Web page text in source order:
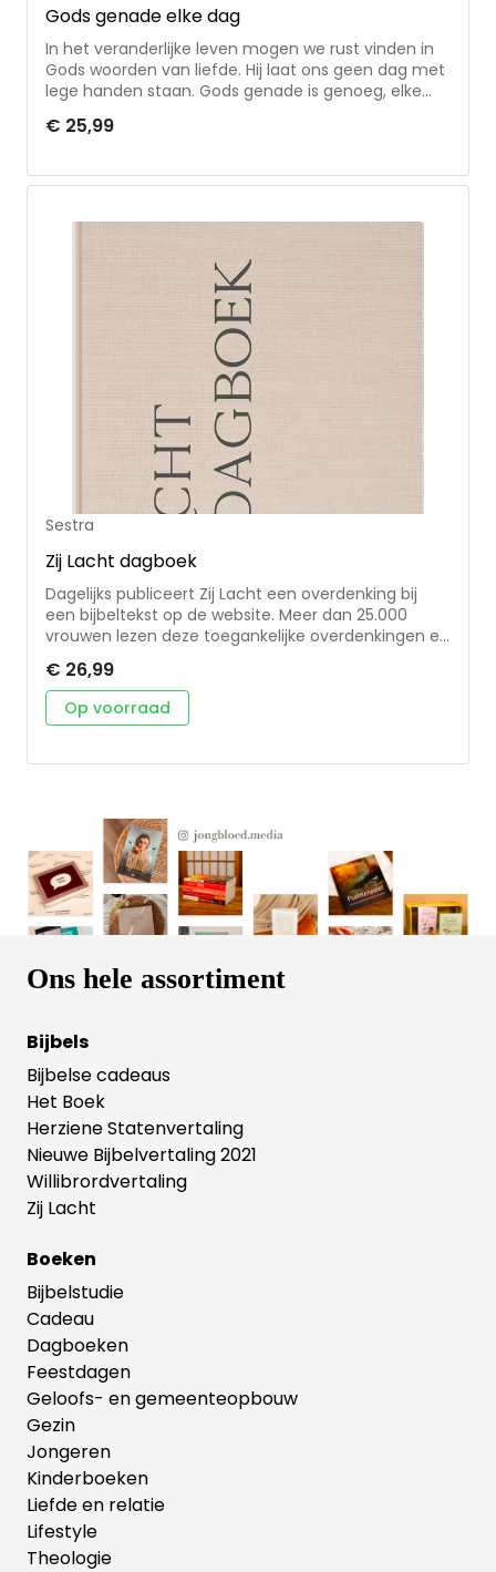
Gods genade elke dag
In het veranderlijke leven mogen we rust vinden in
Gods woorden van liefde. Hij laat ons geen dag met
lege handen staan. Gods genade is genoeg, elke
bevat overdenkingen, afgewisseld door quotes en
€ 25,99
Sestra
Zij Lacht dagboek
Dagelijks publiceert Zij Lacht een overdenking bij
een bijbeltekst op de website. Meer dan 25.000
vrouwen lezen deze toegankelijke overdenkingen en
leven. Zij Lacht heeft nu 300 overdenkingen
uitgezocht om in een offline dagboek te publiceren.
De overdenkingen zijn kort en eigentijds en
overdenking wordt afgesloten met een 'aan de
€ 26,99
Op voorraad
Ons hele assortiment
Bijbels
Bijbelse cadeaus
Het Boek
Herziene Statenvertaling
Nieuwe Bijbelvertaling 2021
Willibrordvertaling
Zij Lacht
Boeken
Bijbelstudie
Cadeau
Dagboeken
Feestdagen
Geloofs- en gemeenteopbouw
Gezin
Jongeren
Kinderboeken
Liefde en relatie
Lifestyle
Theologie